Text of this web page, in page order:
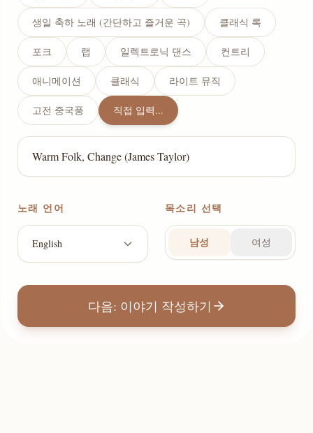
생일 축하 노래 (간단하고 즐거운 곡) 클래식 록
포크 랩 일렉트로닉 댄스 컨트리
애니메이션 클래식 라이트 뮤직
고전 중국풍 직접 입력...
노래 언어
English
목소리 선택
남성 여성
다음: 이야기 작성하기